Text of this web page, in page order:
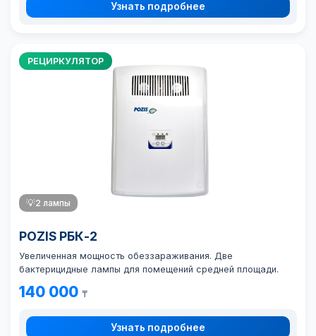
Узнать подробнее
РЕЦИРКУЛЯТОР
💡2 лампы
POZIS РБК-2
Увеличенная мощность обеззараживания. Две
бактерицидные лампы для помещений средней площади.
140 000 ₸
Узнать подробнее